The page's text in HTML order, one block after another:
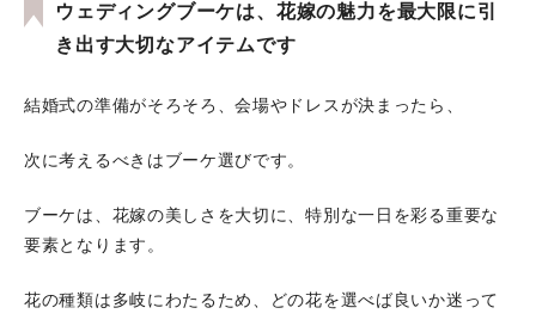
ウェディングブーケは、花嫁の魅力を最大限に引
き出す大切なアイテムです
結婚式の準備がそろそろ、会場やドレスが決まったら、
次に考えるべきはブーケ選びです。
ブーケは、花嫁の美しさを大切に、特別な一日を彩る重要な
要素となります。
花の種類は多岐にわたるため、どの花を選べば良いか迷って